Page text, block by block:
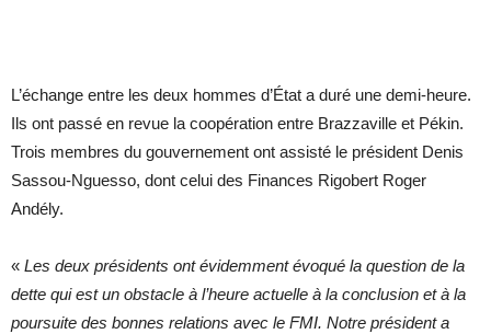
L’échange entre les deux hommes d’État a duré une demi-heure.
Ils ont passé en revue la coopération entre Brazzaville et Pékin.
Trois membres du gouvernement ont assisté le président Denis
Sassou-Nguesso, dont celui des Finances Rigobert Roger
Andély.
« Les deux présidents ont évidemment évoqué la question de la
dette qui est un obstacle à l’heure actuelle à la conclusion et à la
poursuite des bonnes relations avec le FMI. Notre président a